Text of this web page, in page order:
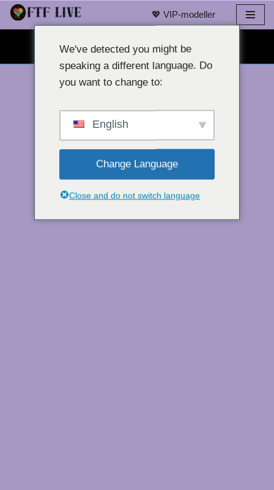
Spring
indhold
💖 VIP-modeller
GRATIS WEBCAM CHAT 👉
We've detected you might be
speaking a different language. Do
you want to change to:
English
Change Language
Close and do not switch language